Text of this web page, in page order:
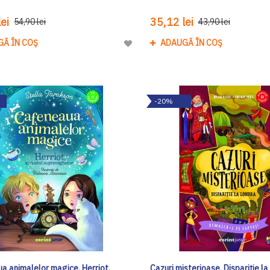
54,90 lei
ÎN COȘ
Adaugă
Dorinte
35,12 lei 43,90 lei
ADAUGĂ ÎN COȘ
-20%